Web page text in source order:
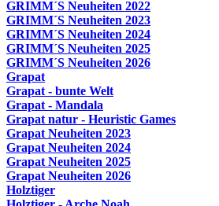
GRIMM´S Neuheiten 2022
GRIMM´S Neuheiten 2023
GRIMM´S Neuheiten 2024
GRIMM´S Neuheiten 2025
GRIMM´S Neuheiten 2026
Grapat
Grapat - bunte Welt
Grapat - Mandala
Grapat natur - Heuristic Games
Grapat Neuheiten 2023
Grapat Neuheiten 2024
Grapat Neuheiten 2025
Grapat Neuheiten 2026
Holztiger